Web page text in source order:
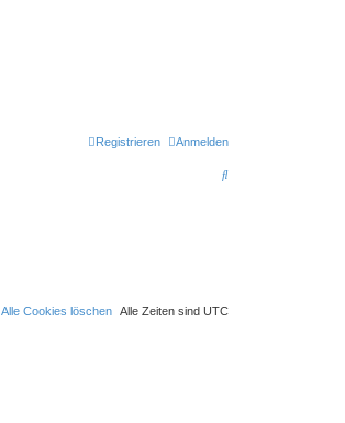
Anmelden
Registrieren
S
Alle Zeiten sind UTC
Alle Cookies löschen